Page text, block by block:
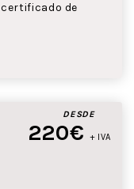
de
DESDE
220€ + IVA